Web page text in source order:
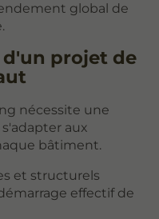
global de
d'un projet de
nécessite une
aux
bâtiment.
et structurels
effectif de